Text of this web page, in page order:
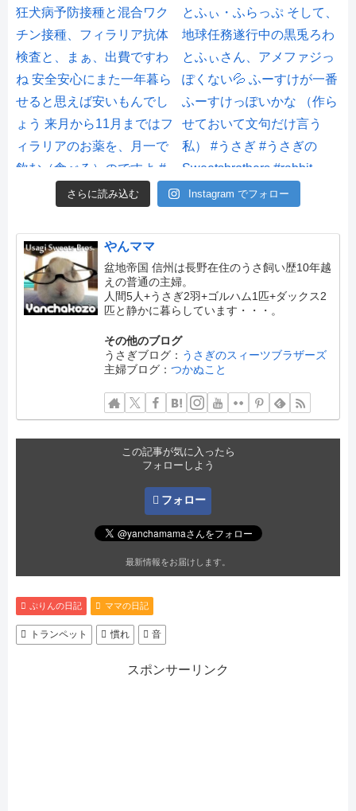
さらに読み込む Instagram でフォロー
やんママ
盆地帝国 信州は長野在住のうさ飼い歴10年越
えの普通の主婦。
人間5人+うさぎ2羽+ゴルハム1匹+ダックス2
匹と静かに暮らしています・・・。
その他のブログ
うさぎブログ： うさぎのスィーツブラザーズ
主婦ブログ： つかぬこと
この記事が気に入ったら
フォローしよう
フォロー
最新情報をお届けします。
ぷりんの日記 ママの日記
トランペット 慣れ 音
スポンサーリンク